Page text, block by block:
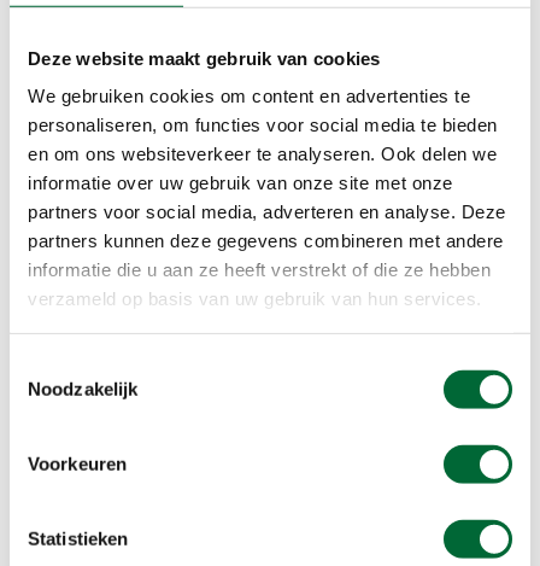
Deze website maakt gebruik van cookies
We gebruiken cookies om content en advertenties te
personaliseren, om functies voor social media te bieden
en om ons websiteverkeer te analyseren. Ook delen we
informatie over uw gebruik van onze site met onze
partners voor social media, adverteren en analyse. Deze
partners kunnen deze gegevens combineren met andere
informatie die u aan ze heeft verstrekt of die ze hebben
verzameld op basis van uw gebruik van hun services.
Noodzakelijk
Voorkeuren
Statistieken
Aangelijnd of los:altijd aangelijnd
Extra bijzonderheden: je wandelt mogelijk langs
grote grazers, hou hier rekening mee
Bekijk de route